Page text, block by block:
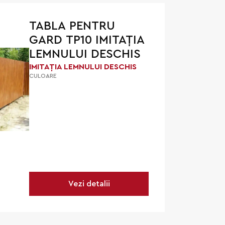
TABLA PENTRU
GARD TP10 IMITAȚIA
LEMNULUI DESCHIS
IMITAȚIA LEMNULUI DESCHIS
CULOARE
Vezi detalii